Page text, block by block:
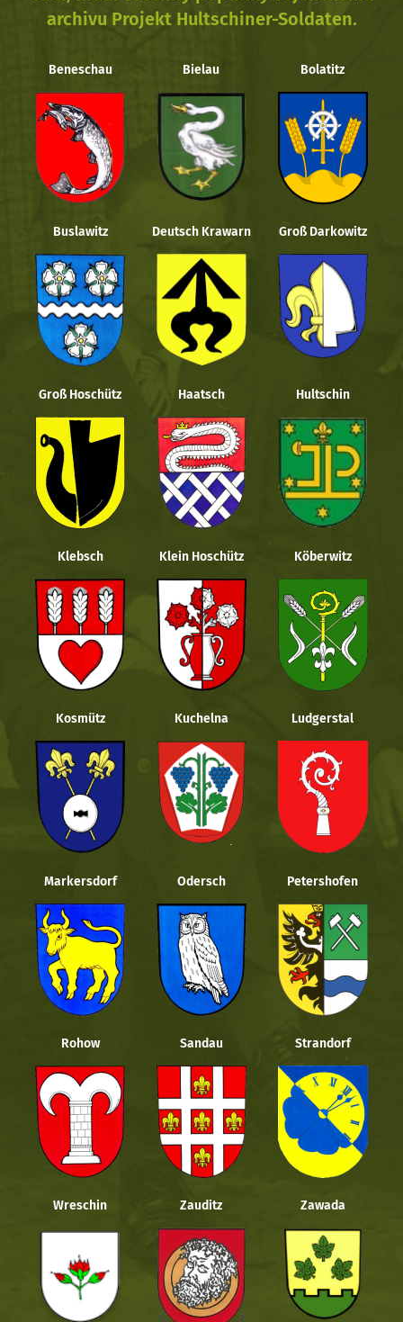
archivu Projekt Hultschiner-Soldaten.
Beneschau Bielau Bolatitz
Buslawitz Deutsch Krawarn Groß Darkowitz
Groß Hoschütz Haatsch Hultschin
Klebsch Klein Hoschütz Köberwitz
Kosmütz Kuchelna Ludgerstal
Markersdorf Odersch Petershofen
Rohow Sandau Strandorf
Wreschin Zauditz Zawada